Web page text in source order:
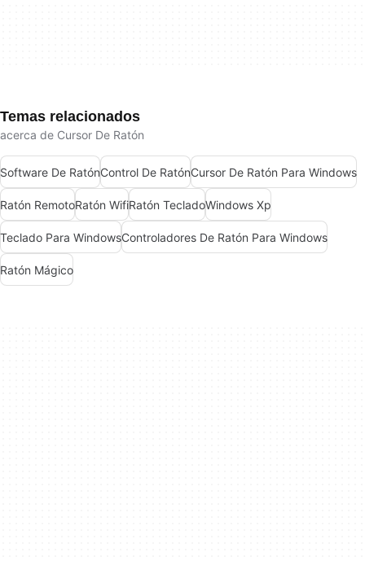
Temas relacionados
acerca de Cursor De Ratón
Software De RatónControl De RatónCursor De Ratón Para Windows
Ratón RemotoRatón WifiRatón TecladoWindows Xp
Teclado Para WindowsControladores De Ratón Para Windows
Ratón Mágico